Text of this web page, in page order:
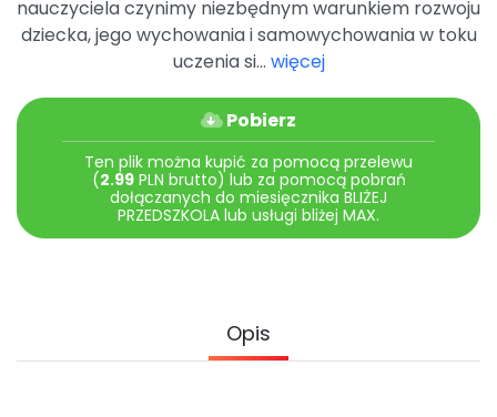
Archiwalne numery
Promocje
nauczyciela czynimy niezbędnym warunkiem rozwoju
dziecka, jego wychowania i samowychowania w toku
uczenia si... więcej
Pobierz
Ten plik można kupić za pomocą przelewu
(2.99PLN brutto) lub za pomocą pobrań
dołączanych do miesięcznika BLIŻEJ
PRZEDSZKOLA lub usługi bliżej MAX.
Opis